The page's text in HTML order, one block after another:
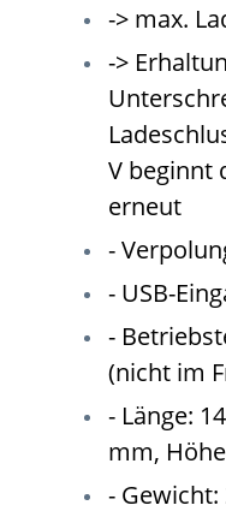
-> max.
->
V beginnt
erneut
-
- USB-
-
(nicht im
- Länge:
mm,
- Gewicht: